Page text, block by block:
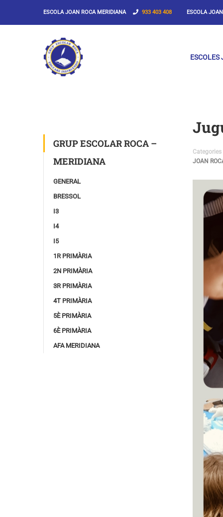
ESCOLA JOAN ROCA MERIDIANA 933 403 408 ESCOLA JOAN
ESCOLES
Categories
JOAN
GRUP ESCOLAR ROCA –
MERIDIANA
GENERAL
BRESSOL
I3
I4
I5
1R PRIMÀRIA
2N PRIMÀRIA
3R PRIMÀRIA
4T PRIMÀRIA
5È PRIMÀRIA
6È PRIMÀRIA
AFA MERIDIANA